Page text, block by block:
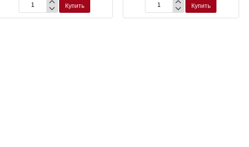
Кашпо
Twist
Купить
Кашпо
Twist
Купить